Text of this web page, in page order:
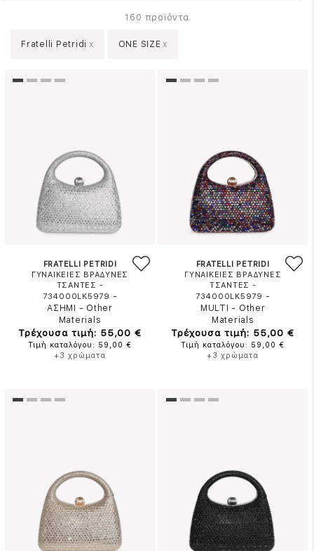
160 προϊόντα
Fratelli Petridi x ONE SIZE x
FRATELLI PETRIDI
ΓΥΝΑΙΚΕΙΕΣ ΒΡΑΔΥΝΕΣ
ΤΣΑΝΤΕΣ -
734000LK5979 -
ΑΣΗΜΙ
- Other
Materials
Τρέχουσα τιμή: 55,00 €
Τιμή καταλόγου: 59,00 €
+3 χρώματα
FRATELLI PETRIDI
ΓΥΝΑΙΚΕΙΕΣ ΒΡΑΔΥΝΕΣ
ΤΣΑΝΤΕΣ -
734000LK5979 -
MULTI
- Other
Materials
Τρέχουσα τιμή: 55,00 €
Τιμή καταλόγου: 59,00 €
+3 χρώματα